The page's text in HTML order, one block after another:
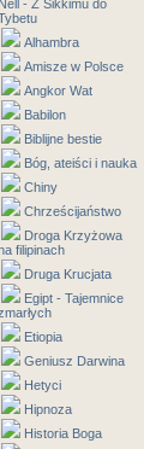
Nell - Z Sikkimu do
Alhambra
Amisze w Polsce
Angkor Wat
Babilon
Biblijne bestie
Bóg, ateiści i nauka
Chiny
Chrześcijaństwo
Droga Krzyżowa
filipinach
Druga Krucjata
Egipt - Tajemnice
Etiopia
Geniusz Darwina
Hetyci
Hipnoza
Historia Boga